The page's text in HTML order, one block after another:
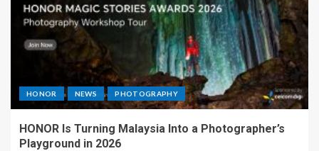
HONOR NEWS PHOTOGRAPHY
HONOR Is Turning Malaysia Into a Photographer’s
Playground in 2026